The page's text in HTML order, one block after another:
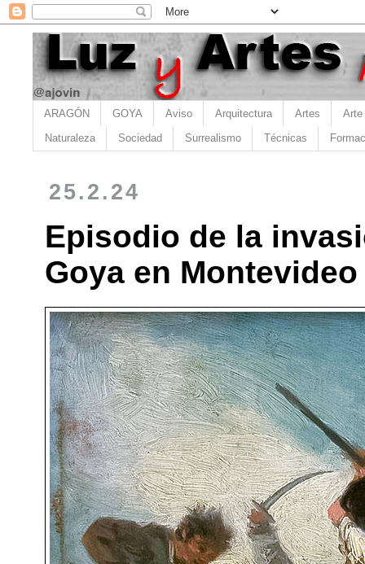
ARAGÓN GOYA Aviso Arquitectura Artes Arte
Naturaleza Sociedad Surrealismo Técnicas
25.2.24
Episodio de la
Goya en Montevideo